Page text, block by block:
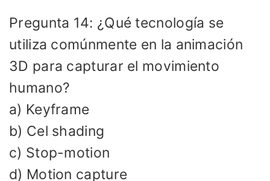
Pregunta 14: ¿Qué tecnología se
utiliza comúnmente en la animación
3D para capturar el movimiento
humano?
a) Keyframe
b) Cel shading
c) Stop-motion
d) Motion capture